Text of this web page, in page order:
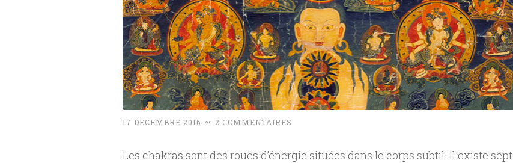
17 DÉCEMBRE 2016 ~ 2 COMMENTAIRES
Les chakras sont des roues d’énergie situées dans le corps subtil. Il existe sept